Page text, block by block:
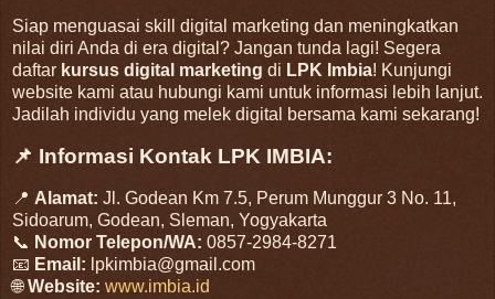
Siap menguasai skill digital marketing dan meningkatkan
nilai diri Anda di era digital? Jangan tunda lagi! Segera
daftar kursus digital marketing di LPK Imbia! Kunjungi
website kami atau hubungi kami untuk informasi lebih lanjut.
Jadilah individu yang melek digital bersama kami sekarang!
📌 Informasi Kontak LPK IMBIA:
📍 Alamat: Jl. Godean Km 7.5, Perum Munggur 3 No. 11,
Sidoarum, Godean, Sleman, Yogyakarta
📞 Nomor Telepon/WA: 0857-2984-8271
📧 Email: lpkimbia@gmail.com
🌐Website: www.imbia.id